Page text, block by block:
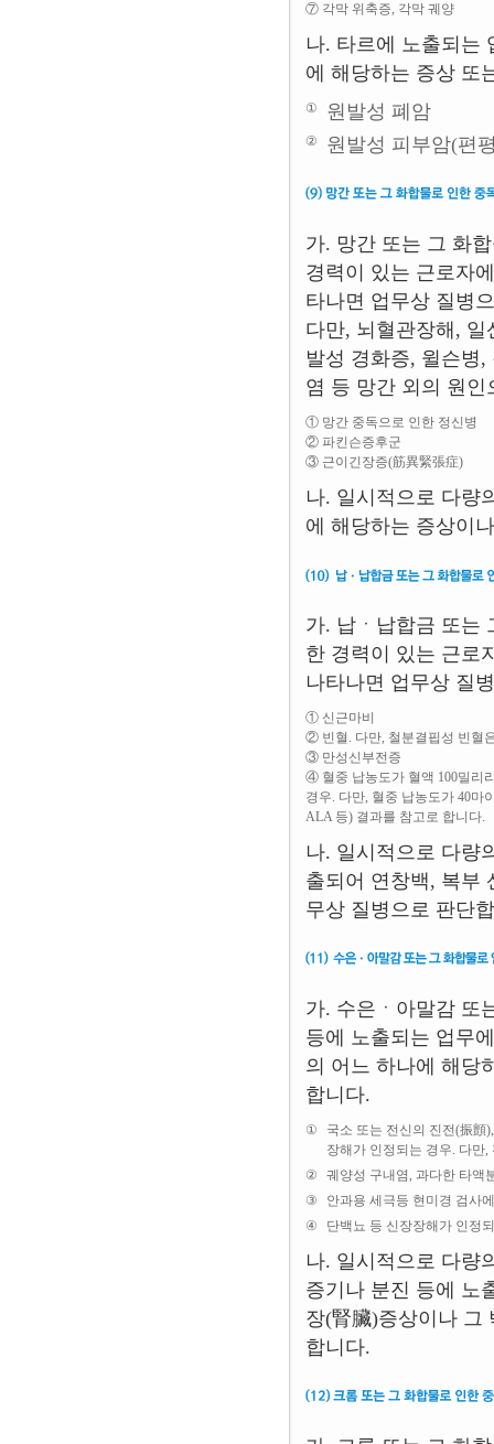
⑦ 각막 위축증, 각막 궤양
나. 타르에 노출되는
에 해당하는 증상 또
① 원발성 폐암
② 원발성 피부암(편
가. 망간 또는 그 화
경력이 있는 근로자
타나면 업무상 질병
다만, 뇌혈관장해,
발성 경화증, 윌슨병
염 등 망간 외의 원
① 망간 중독으로 인한 정신병
② 파킨슨증후군
③ 근이긴장증(筋異緊張症)
나. 일시적으로 다량
에 해당하는 증상이
가. 납ㆍ납합금 또는
한 경력이 있는 근로
나타나면 업무상 질
① 신근마비
② 빈혈. 다만, 철분결핍성 빈혈
③ 만성신부전증
④ 혈중 납농도가 혈액 100밀리
경우. 다만, 혈중 납농도가 40마
ALA 등) 결과를 참고로 합니다.
나. 일시적으로 다량
출되어 연창백, 복부
무상 질병으로 판단
가. 수은ㆍ아말감 또
등에 노출되는 업무
의 어느 하나에 해당
합니다.
①
국소 또는 전신의 진전(振顫
장해가 인정되는 경우. 다만
②
궤양성 구내염, 과다한 타액
③
안과용 세극등 현미경 검사
④
단백뇨 등 신장장해가 인정
나. 일시적으로 다량
증기나 분진 등에 노
장(腎臟)증상이나 그
합니다.